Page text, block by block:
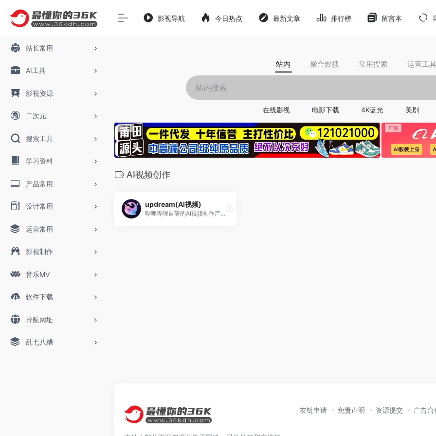
站长常用
AI工具
影视资源
二次元
搜索工具
学习资料
产品常用
设计常用
运营常用
影视制作
音乐MV
软件下载
导航网址
乱七八糟
影视导航 今日热点 最新文章 排行榜 留言本
站内 聚合影搜 常用搜索 运营工具
在线影视 电影下载 4K蓝光 美剧
AI视频创作
updream(AI视频)
哔哩哔哩自研的AI视频创作产品，该产品面向B站广大UP主设计，主打轻量化、智能化创作体验，界面简洁易上手
友链申请 免责声明 资源提交 广告合